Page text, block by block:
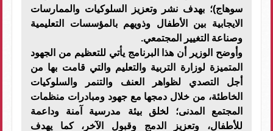
سوهاج)؛ بهدف نشر وتعزيز السلوكيات والممارسات
الايجابية بين الأطفال وذويهم بالمؤسسات التعليمية
وصناعة التغيير المجتمعي.
وأوضح الوزير أن هذا البرنامج يأتي للتعظيم من الجهود
المتميزة لوزارة التربية والتعليم والتي قامت بها من
أجل التصدي لظواهر العنف والتنمر والسلوكيات
الخاطئة، من خلال دمجها مع جهود ومبادرات منظمات
المجتمع المدنى؛ لخلق بيئة مدرسية آمنة وداعمة
للأطفال، وتعزيز الدمج وقبول الآخر، كما يهدف